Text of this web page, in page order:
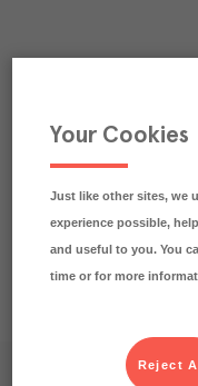
Näringsdeklaration
Your Cookies
Just like other sites, we
experience possible,
and useful to you. You
time or for more
Reject